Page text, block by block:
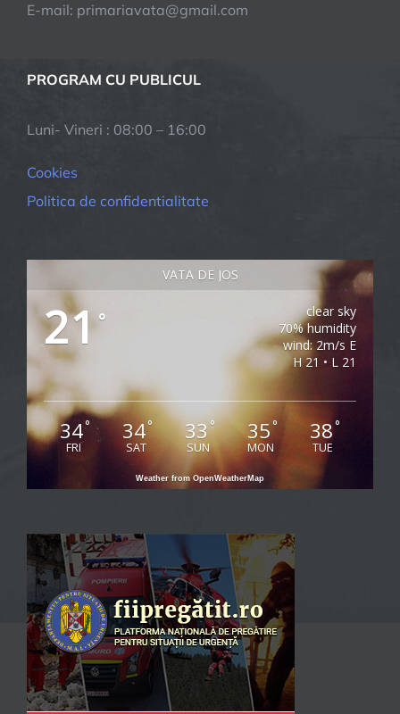
E-mail: primariavata@gmail.com
PROGRAM CU PUBLICUL
Luni- Vineri : 08:00 – 16:00
Cookies
Politica de confidentialitate
VATA DE JOS
21°
clear sky
70% humidity
wind: 2m/s E
H 21 • L 21
34°
FRI
34°
SAT
33°
SUN
35°
MON
38°
TUE
Weather from OpenWeatherMap